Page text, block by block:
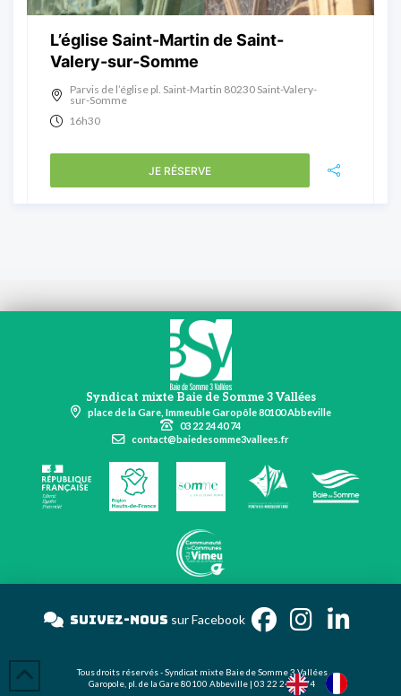
L’église Saint-Martin de Saint-
Valery-sur-Somme
Parvis de l’église pl. Saint-Martin 80230 Saint-Valery-
sur-Somme
16h30
JE RÉSERVE
Syndicat mixte Baie de Somme 3 Vallées
place de la Gare, Immeuble Garopôle 80100 Abbeville
03 22 24 40 74
contact@baiedesomme3vallees.fr
Suivez-noussur Faceb
Tous droits réservés - Syndicat mixte Baie de Somme 3 Vallées
Garopole, pl. de la Gare 80100 Abbeville | 03 22 24 40 74